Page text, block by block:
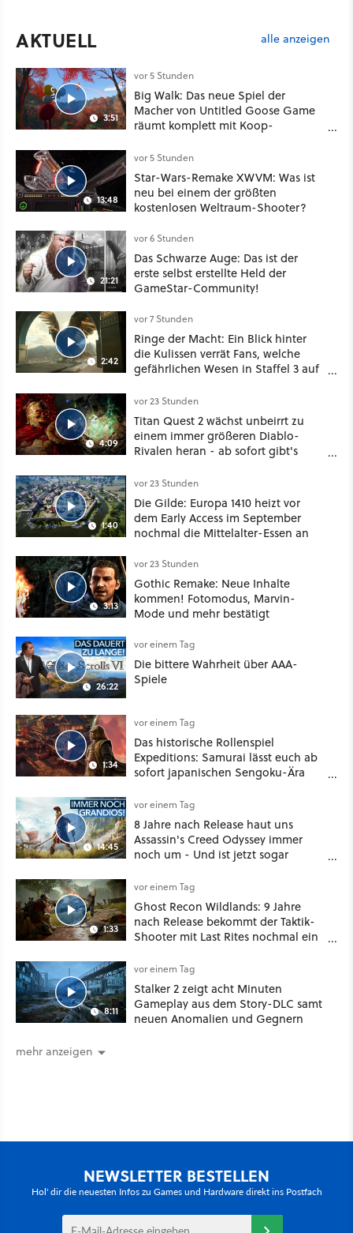
AKTUELL alle anzeigen
3:51
vor 5 Stunden
Big Walk: Das neue Spiel der
Macher von Untitled Goose Game
räumt komplett mit Koop-
13:48
vor 5 Stunden
Star-Wars-Remake XWVM: Was ist
neu bei einem der größten
kostenlosen Weltraum-Shooter?
21:21
vor 6 Stunden
Das Schwarze Auge: Das ist der
erste selbst erstellte Held der
GameStar-Community!
2:42
vor 7 Stunden
Ringe der Macht: Ein Blick hinter
die Kulissen verrät Fans, welche
gefährlichen Wesen in Staffel 3 auf
4:09
vor 23 Stunden
Titan Quest 2 wächst unbeirrt zu
einem immer größeren Diablo-
Rivalen heran - ab sofort gibt's
Klasse
1:40
vor 23 Stunden
Die Gilde: Europa 1410 heizt vor
dem Early Access im September
nochmal die Mittelalter-Essen an
3:13
vor 23 Stunden
Gothic Remake: Neue Inhalte
kommen! Fotomodus, Marvin-
Mode und mehr bestätigt
26:22
vor einem Tag
Die bittere Wahrheit über AAA-
Spiele
1:34
vor einem Tag
Das historische Rollenspiel
Expeditions: Samurai lässt euch ab
sofort japanischen Sengoku-Ära
oder Diplomatie
14:45
vor einem Tag
8 Jahre nach Release haut uns
Assassin's Creed Odyssey immer
noch um - Und ist jetzt sogar
1:33
vor einem Tag
Ghost Recon Wildlands: 9 Jahre
nach Release bekommt der Taktik-
Shooter mit Last Rites nochmal ein
8:11
vor einem Tag
Stalker 2 zeigt acht Minuten
Gameplay aus dem Story-DLC samt
neuen Anomalien und Gegnern
mehr anzeigen
NEWSLETTER BESTELLEN
Hol' dir die neuesten Infos zu Games und Hardware direkt ins Postfach